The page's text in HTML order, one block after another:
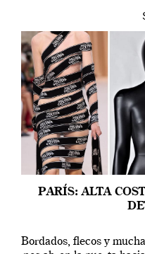
PARÍS: ALTA
Bordados, flecos y